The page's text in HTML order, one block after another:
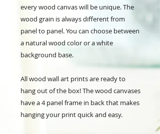
every wood canvas will be unique. The
wood grain is always different from
panel to panel. You can choose between
a natural wood color or a white
background base.
All wood wall art prints are ready to
hang out of the box! The wood canvases
have a 4 panel frame in back that makes
hanging your print quick and easy.